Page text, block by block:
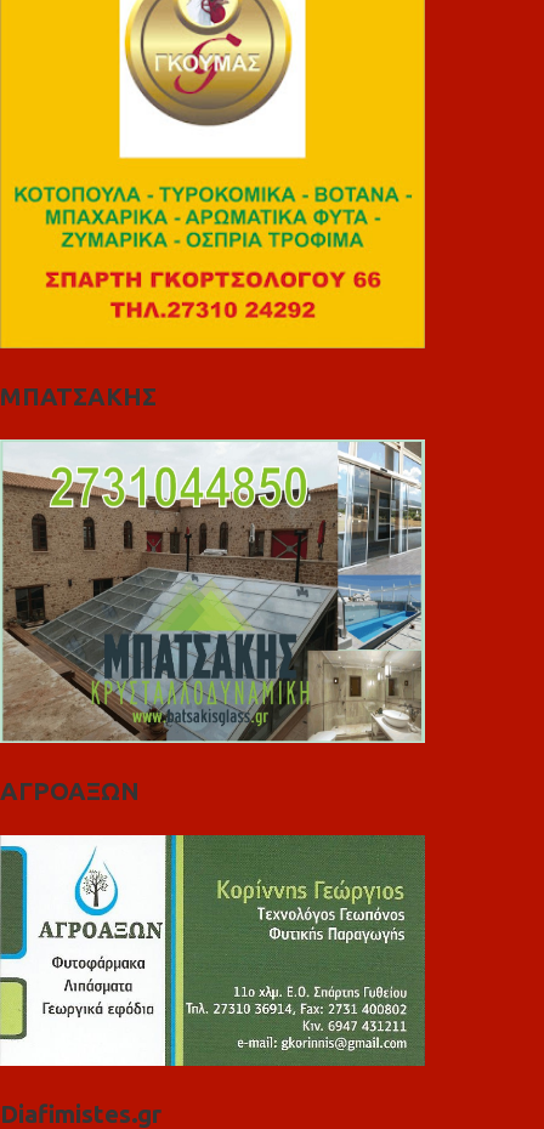
ΜΠΑΤΣΑΚΗΣ
ΑΓΡΟΑΞΩΝ
Diafimistes.gr